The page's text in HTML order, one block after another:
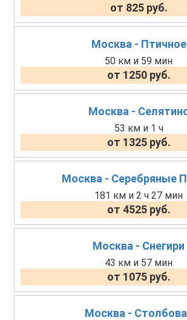
от 825 руб.
Москва - Птичное
50 км и 59 мин
от 1250 руб.
Москва -
53 км и 1 ч
от 1325 руб.
Москва - Серебряные
181 км и 2 ч 27 мин
от 4525 руб.
Москва - Снегири
43 км и 57 мин
от 1075 руб.
Москва -